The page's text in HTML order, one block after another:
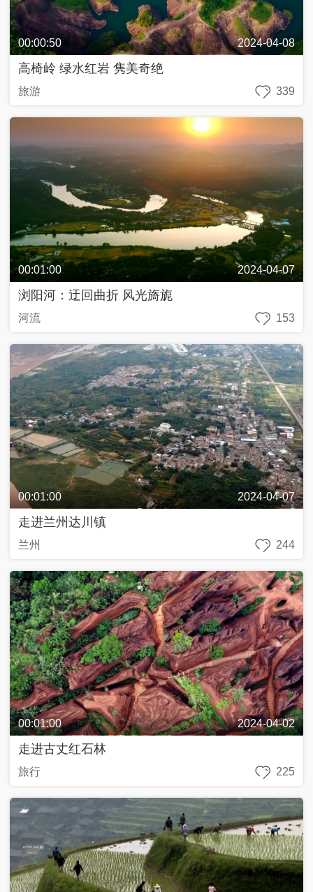
00:00:50 2024-04-08
高椅岭 绿水红岩 隽美奇绝
旅游 339
00:01:00 2024-04-07
浏阳河：迂回曲折 风光旖旎
河流 153
00:01:00 2024-04-07
走进兰州达川镇
兰州 244
00:01:00 2024-04-02
走进古丈红石林
旅行 225